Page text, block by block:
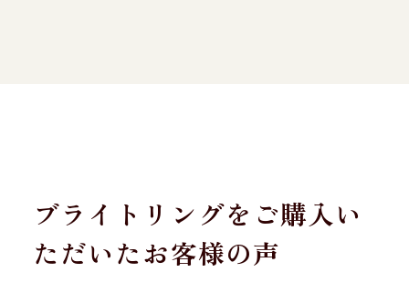
ブライトリングをご購入い
ただいたお客様の声